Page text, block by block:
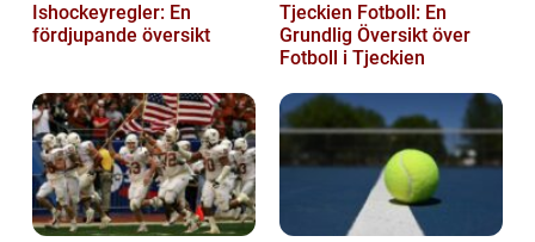
Ishockeyregler: En
fördjupande översikt
Tjeckien Fotboll: En
Grundlig Översikt över
Fotboll i Tjeckien